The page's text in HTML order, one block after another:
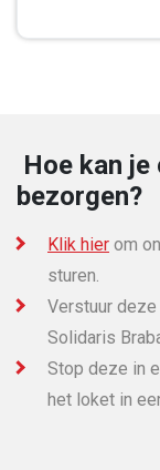
Hoe kan je
bezorgen?
Klik hier om
sturen.
Verstuur
Solidaris
Stop deze in
het loket in